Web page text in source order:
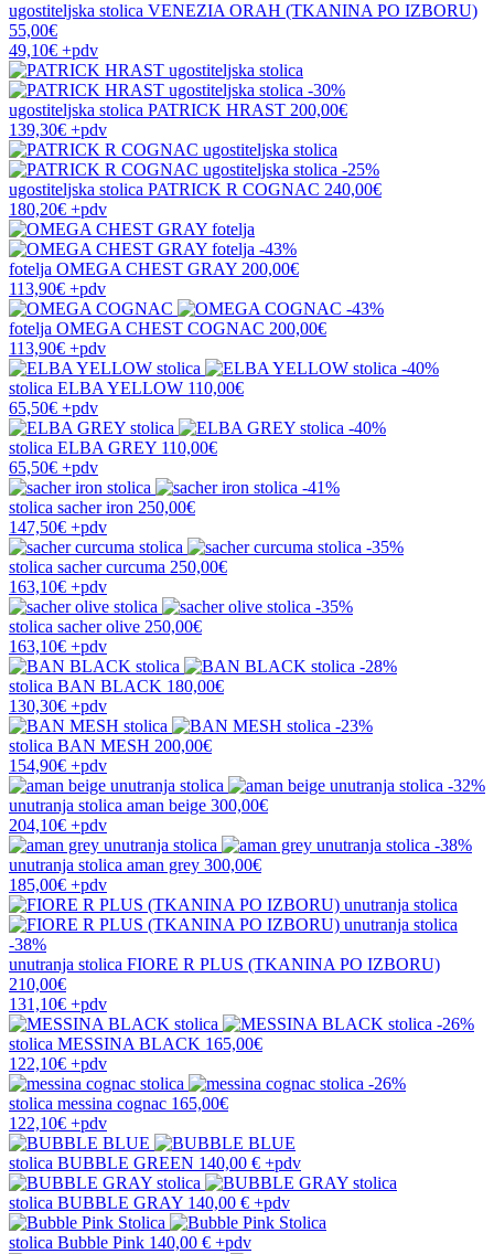
ugostiteljska stolica VENEZIA ORAH (TKANINA PO IZBORU)
55,00€
49,10€ +pdv
-30%
ugostiteljska stolica PATRICK HRAST 200,00€
139,30€ +pdv
-25%
ugostiteljska stolica PATRICK R COGNAC 240,00€
180,20€ +pdv
-43%
fotelja OMEGA CHEST GRAY 200,00€
113,90€ +pdv
-43%
fotelja OMEGA CHEST COGNAC 200,00€
113,90€ +pdv
-40%
stolica ELBA YELLOW 110,00€
65,50€ +pdv
-40%
stolica ELBA GREY 110,00€
65,50€ +pdv
-41%
stolica sacher iron 250,00€
147,50€ +pdv
-35%
stolica sacher curcuma 250,00€
163,10€ +pdv
-35%
stolica sacher olive 250,00€
163,10€ +pdv
-28%
stolica BAN BLACK 180,00€
130,30€ +pdv
-23%
stolica BAN MESH 200,00€
154,90€ +pdv
-32%
unutranja stolica aman beige 300,00€
204,10€ +pdv
-38%
unutranja stolica aman grey 300,00€
185,00€ +pdv
-38%
unutranja stolica FIORE R PLUS (TKANINA PO IZBORU)
210,00€
131,10€ +pdv
-26%
stolica MESSINA BLACK 165,00€
122,10€ +pdv
-26%
stolica messina cognac 165,00€
122,10€ +pdv
stolica BUBBLE GREEN 140,00 € +pdv
stolica BUBBLE GRAY 140,00 € +pdv
stolica Bubble Pink 140,00 € +pdv